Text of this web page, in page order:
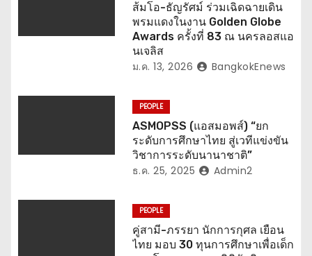
รื่
ง
ส้มโอ-ธัญรัศม์ ร่วมเฉิดฉายเดิน
พรมแดงในงาน Golden Globe
Awards ครั้งที่ 83 ณ นครลอสแอ
นเจลิส
ม.ค. 13, 2026 BangkokEnews
PEOPLE
ASMOPSS (แอสมอพส์) “ยก
ระดับการศึกษาไทย สู่เวทีแข่งขัน
วิชาการระดับนานาชาติ”
ธ.ค. 25, 2025 Admin2
PEOPLE
คู่สามี-ภรรยา นักการกุศล เยือน
ไทย มอบ 30 ทุนการศึกษาเพื่อเด็ก